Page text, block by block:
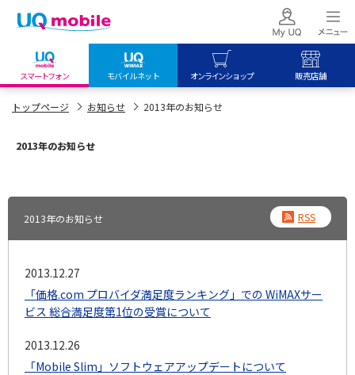
スマートフォン モバイルネット オンラインショップ 販売店舗
my UQ WiMAX
My UQ mobile
データチャージサイト
UQ mobile
UQ WiMAX
UQ mobile
UQ WiMAX
トップページ お知らせ 2013年のお知らせ
2013年のお知らせ
2013年のお知らせ RSS
2013.12.27
「価格.com プロバイダ満足度ランキング」での WiMAXサー
ビス 総合満足度第1位の受賞について
2013.12.26
「Mobile Slim」ソフトウェアアップデートについて